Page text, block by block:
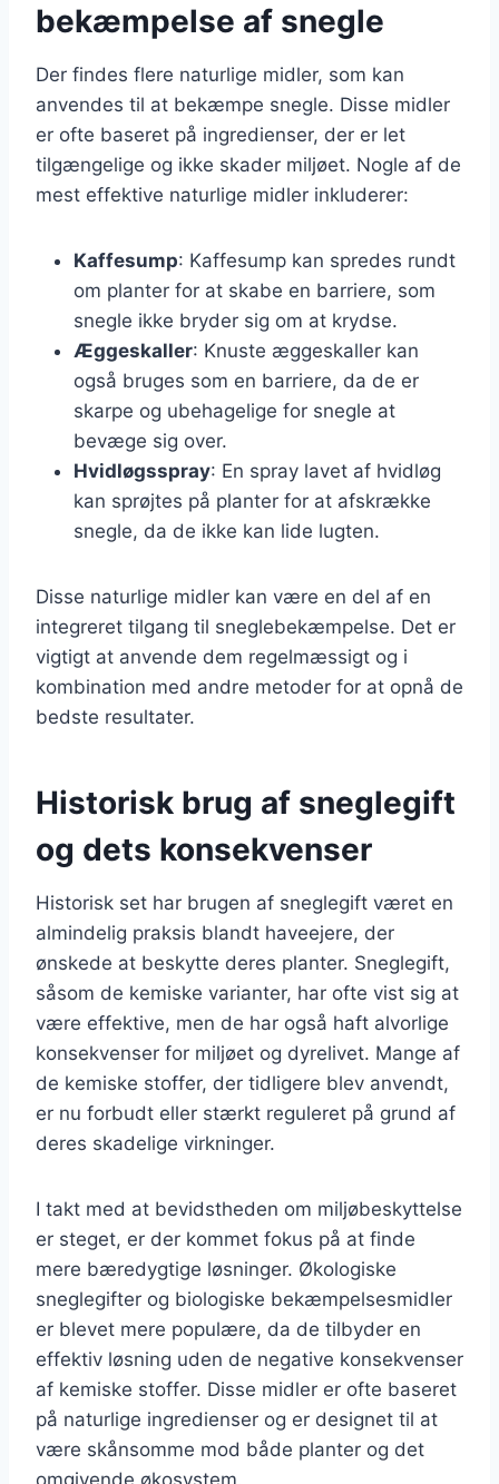
bekæmpelse af snegle
Der findes flere naturlige midler, som kan
anvendes til at bekæmpe snegle. Disse midler
er ofte baseret på ingredienser, der er let
tilgængelige og ikke skader miljøet. Nogle af de
mest effektive naturlige midler inkluderer:
Kaffesump: Kaffesump kan spredes rundt
om planter for at skabe en barriere, som
snegle ikke bryder sig om at krydse.
Æggeskaller: Knuste æggeskaller kan
også bruges som en barriere, da de er
skarpe og ubehagelige for snegle at
bevæge sig over.
Hvidløgsspray: En spray lavet af hvidløg
kan sprøjtes på planter for at afskrække
snegle, da de ikke kan lide lugten.
Disse naturlige midler kan være en del af en
integreret tilgang til sneglebekæmpelse. Det er
vigtigt at anvende dem regelmæssigt og i
kombination med andre metoder for at opnå de
bedste resultater.
Historisk brug af sneglegift
og dets konsekvenser
Historisk set har brugen af sneglegift været en
almindelig praksis blandt haveejere, der
ønskede at beskytte deres planter. Sneglegift,
såsom de kemiske varianter, har ofte vist sig at
være effektive, men de har også haft alvorlige
konsekvenser for miljøet og dyrelivet. Mange af
de kemiske stoffer, der tidligere blev anvendt,
er nu forbudt eller stærkt reguleret på grund af
deres skadelige virkninger.
I takt med at bevidstheden om miljøbeskyttelse
er steget, er der kommet fokus på at finde
mere bæredygtige løsninger. Økologiske
sneglegifter og biologiske bekæmpelsesmidler
er blevet mere populære, da de tilbyder en
effektiv løsning uden de negative konsekvenser
af kemiske stoffer. Disse midler er ofte baseret
på naturlige ingredienser og er designet til at
være skånsomme mod både planter og det
omgivende økosystem.